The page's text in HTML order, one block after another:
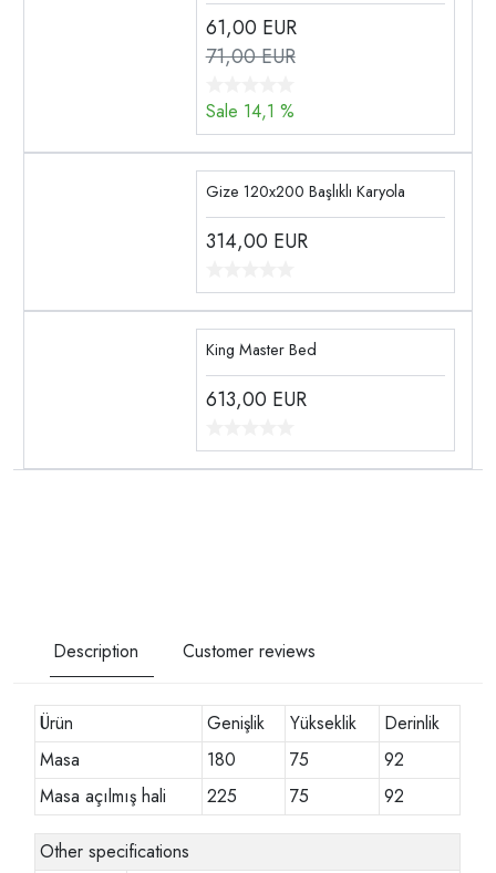
61,00 EUR
71,00 EUR
Sale 14,1 %
Gize 120x200 Başlıklı Karyola
314,00 EUR
King Master Bed
613,00 EUR
Description Customer reviews
Ürün Genişlik Yükseklik
Derinlik
Masa
180 75
92
Masa açılmış hali
225 75 92
Other specifications